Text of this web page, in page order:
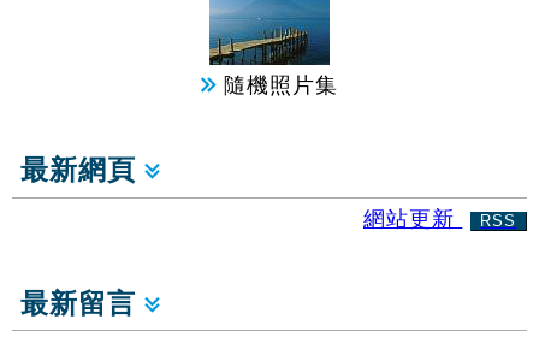
隨機照片集
最新網頁
網站更新 RSS
最新留言